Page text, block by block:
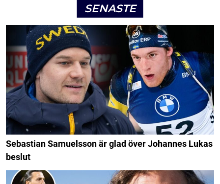
SENASTE
Sebastian Samuelsson är glad över Johannes Lukas
beslut